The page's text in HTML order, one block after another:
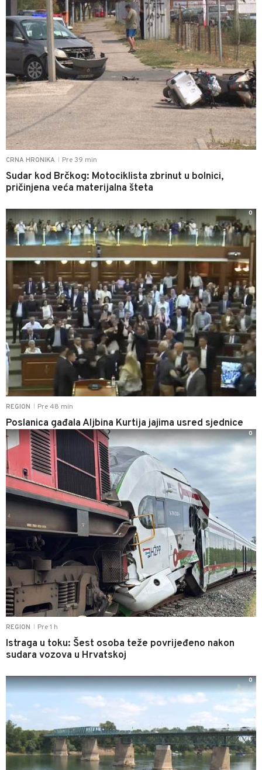
CRNA HRONIKA Pre 39 min
Sudar kod Brčkog: Motociklista zbrinut u bolnici,
pričinjena veća materijalna šteta
REGION Pre 48 min
Poslanica gađala Aljbina Kurtija jajima usred sjednice
0
REGION Pre 1 h
Istraga u toku: Šest osoba teže povrijeđeno nakon
sudara vozova u Hrvatskoj
0
0